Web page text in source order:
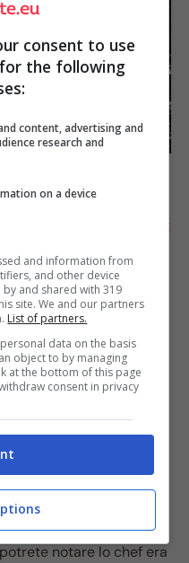
Screenshot youtube
la fortuna non ti
un video caricato
notare lo chef era
consent to use
the following
content, advertising and
research and
on a device
and information from
and other device
and shared with 319
site. We and our partners
List of partners.
data on the basis
object to by managing
at the bottom of this page
consent in privacy